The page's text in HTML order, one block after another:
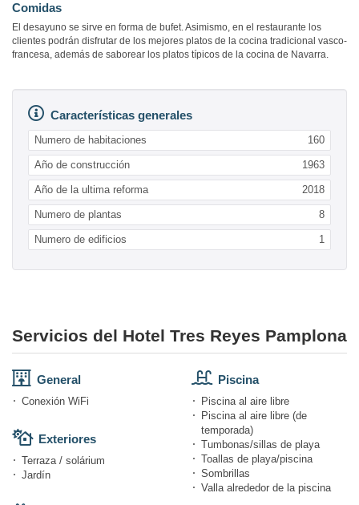
Comidas
El desayuno se sirve en forma de bufet. Asimismo, en el restaurante los
clientes podrán disfrutar de los mejores platos de la cocina tradicional vasco-
francesa, además de saborear los platos típicos de la cocina de Navarra.
Características generales
Numero de habitaciones 160
Año de construcción 1963
Año de la ultima reforma 2018
Numero de plantas 8
Numero de edificios 1
Servicios del Hotel Tres Reyes Pamplona
General
Conexión WiFi
Exteriores
Terraza / solárium
Jardín
Piscina
Piscina al aire libre
Piscina al aire libre (de
temporada)
Tumbonas/sillas de playa
Toallas de playa/piscina
Sombrillas
Valla alrededor de la piscina